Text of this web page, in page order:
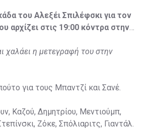
του Αλεξέι Σπιλέφσκι για τον
αρχίζει στις 19:00 κόντρα στην
χαλάει η μετεγραφή του στην
για τους Μπαντζί και Σανέ.
Καζού, Δημητρίου, Μεντιούμπ,
Ζόκε, Σπόλιαριτς, Γιαντάλ.